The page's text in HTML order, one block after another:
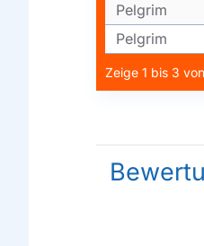
Pelgrim
Pelgrim
Zeige 1 bis 3